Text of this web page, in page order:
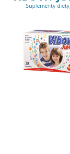
Suplementy diety